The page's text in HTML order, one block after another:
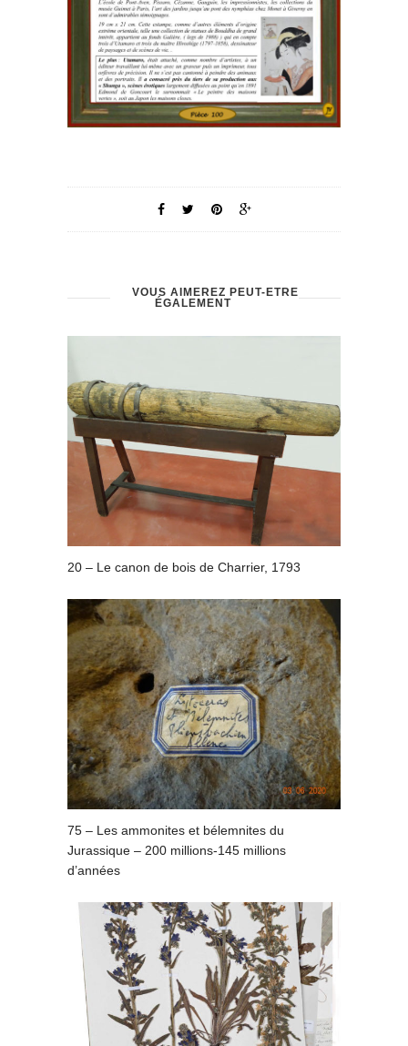
VOUS AIMEREZ PEUT-ÊTRE
ÉGALEMENT
20 – Le canon de bois de Charrier, 1793
75 – Les ammonites et bélemnites du
Jurassique – 200 millions-145 millions
d’années